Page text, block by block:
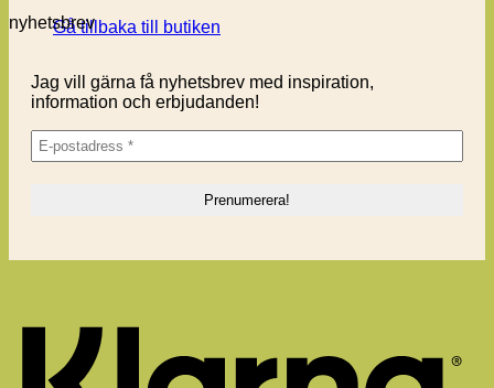
Gå tillbaka till butiken
lätt
till
nyhetsbrev
Jag vill gärna få nyhetsbrev med inspiration,
information och erbjudanden!